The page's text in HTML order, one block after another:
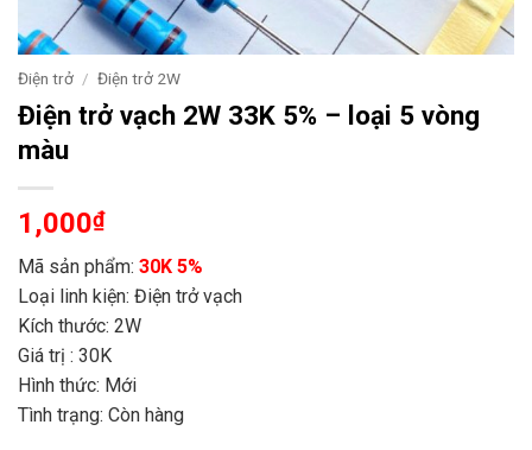
Điện trở / Điện trở 2W
Điện trở vạch 2W 33K 5% – loại 5 vòng
màu
1,000₫
Mã sản phẩm: 30K 5%
Loại linh kiện: Điện trở vạch
Kích thước: 2W
Giá trị : 30K
Hình thức: Mới
Tình trạng: Còn hàng